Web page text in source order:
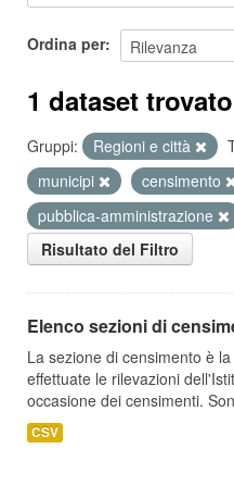
Ordina per
1 dataset trovato
Gruppi: Regioni e città
municipi
censimento
pubblica-amministrazione
Risultato del Filtro
Elenco sezioni di
La sezione di censimento è
effettuate le rilevazioni
occasione dei censimenti.
CSV